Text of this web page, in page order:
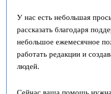
У нас есть небольшая
рассказать благодаря
небольшое ежемесячное
работать редакции и
людей.